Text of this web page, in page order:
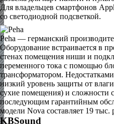
Для владельцев смартфонов
со светодиодной подсветкой.
Рeha — германский
Оборудование встраивается в
стенах помещения ниши и
переменного тока с помощью
трансформатором.
низкий уровень защиты от
сухие помещения) и сложности
последующим гарантийным
модели Nova составляет 19 тыс.
KBSound